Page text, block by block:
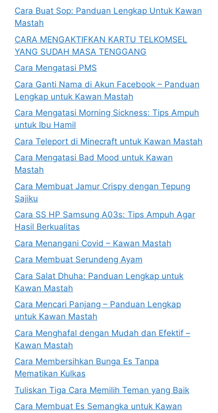
Cara Buat Sop: Panduan Lengkap Untuk Kawan
Mastah
CARA MENGAKTIFKAN KARTU TELKOMSEL
YANG SUDAH MASA TENGGANG
Cara Mengatasi PMS
Cara Ganti Nama di Akun Facebook – Panduan
Lengkap untuk Kawan Mastah
Cara Mengatasi Morning Sickness: Tips Ampuh
untuk Ibu Hamil
Cara Teleport di Minecraft untuk Kawan Mastah
Cara Mengatasi Bad Mood untuk Kawan
Mastah
Cara Membuat Jamur Crispy dengan Tepung
Sajiku
Cara SS HP Samsung A03s: Tips Ampuh Agar
Hasil Berkualitas
Cara Menangani Covid – Kawan Mastah
Cara Membuat Serundeng Ayam
Cara Salat Dhuha: Panduan Lengkap untuk
Kawan Mastah
Cara Mencari Panjang – Panduan Lengkap
untuk Kawan Mastah
Cara Menghafal dengan Mudah dan Efektif –
Kawan Mastah
Cara Membersihkan Bunga Es Tanpa
Mematikan Kulkas
Tuliskan Tiga Cara Memilih Teman yang Baik
Cara Membuat Es Semangka untuk Kawan